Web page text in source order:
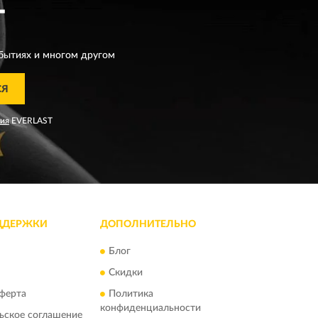
и многом другом
EVERLAST
соглашение
ДОПОЛНИТЕЛЬНО
Блог
Скидки
Политика
конфиденциальности